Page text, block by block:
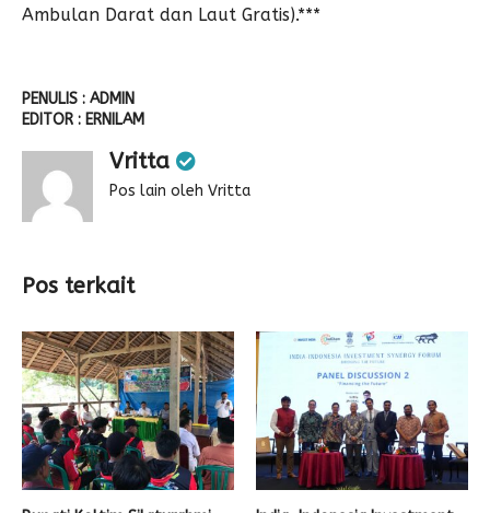
Ambulan Darat dan Laut Gratis).***
PENULIS : ADMIN
EDITOR : ERNILAM
Vritta
Pos lain oleh Vritta
Pos terkait